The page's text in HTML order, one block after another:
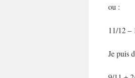
ou :
11/12 –
Je puis